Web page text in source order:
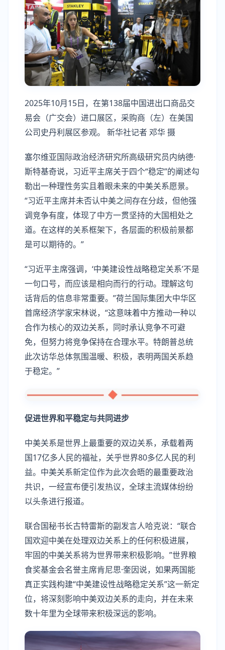
2025年10月15日，在第138届中国进出口商品交
易会（广交会）进口展区，采购商（左）在美国
公司史丹利展区参观。 新华社记者 邓华 摄
塞尔维亚国际政治经济研究所高级研究员内纳德·
斯特基奇说，习近平主席关于四个“稳定”的阐述勾
勒出一种理性务实且着眼未来的中美关系愿景。
“习近平主席并未否认中美之间存在分歧，但他强
调竞争有度，体现了中方一贯坚持的大国相处之
道。在这样的关系框架下，各层面的积极前景都
是可以期待的。”
“习近平主席强调，‘中美建设性战略稳定关系’不是
一句口号，而应该是相向而行的行动。理解这句
话背后的信息非常重要。”荷兰国际集团大中华区
首席经济学家宋林说，“这意味着中方推动一种以
合作为核心的双边关系，同时承认竞争不可避
免，但努力将竞争保持在合理水平。特朗普总统
此次访华总体氛围温暖、积极，表明两国关系趋
于稳定。”
促进世界和平稳定与共同进步
中美关系是世界上最重要的双边关系，承载着两
国17亿多人民的福祉，关乎世界80多亿人民的利
益。中美关系新定位作为此次会晤的最重要政治
共识，一经宣布便引发热议，全球主流媒体纷纷
以头条进行报道。
联合国秘书长古特雷斯的副发言人哈克说：“联合
国欢迎中美在处理双边关系上的任何积极进展，
牢固的中美关系将为世界带来积极影响。”世界粮
食奖基金会名誉主席肯尼思·奎因说，如果两国能
真正实践构建“中美建设性战略稳定关系”这一新定
位，将深刻影响中美双边关系的走向，并在未来
数十年里为全球带来积极深远的影响。